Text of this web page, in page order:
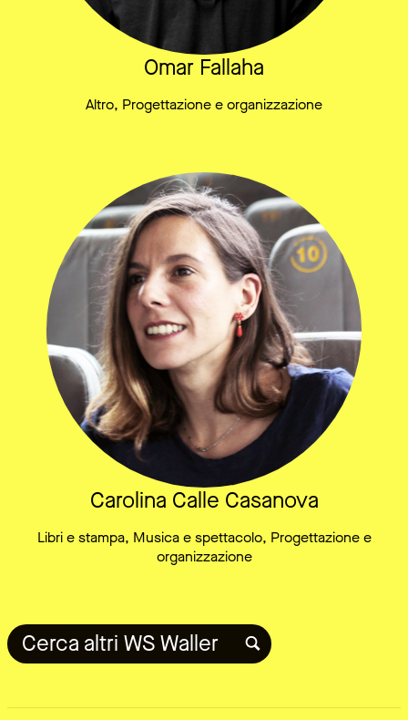
Omar Fallaha
Altro, Progettazione e organizzazione
Carolina Calle Casanova
Libri e stampa, Musica e spettacolo, Progettazione e
organizzazione
Cerca altri WS Waller